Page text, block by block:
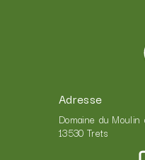
Adresse
Domaine du
13530 Trets